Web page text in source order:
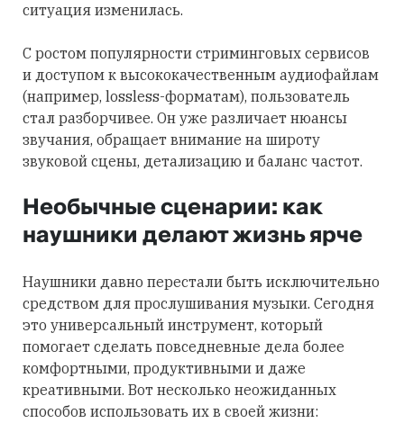
ситуация изменилась.
С ростом популярности стриминговых сервисов
и доступом к высококачественным аудиофайлам
(например, lossless-форматам), пользователь
стал разборчивее. Он уже различает нюансы
звучания, обращает внимание на широту
звуковой сцены, детализацию и баланс частот.
Необычные сценарии: как
наушники делают жизнь ярче
Наушники давно перестали быть исключительно
средством для прослушивания музыки. Сегодня
это универсальный инструмент, который
помогает сделать повседневные дела более
комфортными, продуктивными и даже
креативными. Вот несколько неожиданных
способов использовать их в своей жизни: